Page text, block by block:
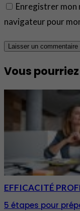
Enregistrer mon
navigateur pour
Vous
EFFICACITÉ
5 étapes pour